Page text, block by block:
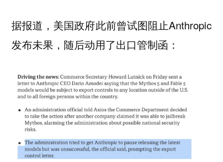
据报道，美国政府此前曾试图阻止Anthropic
发布未果，随后动用了出口管制函：